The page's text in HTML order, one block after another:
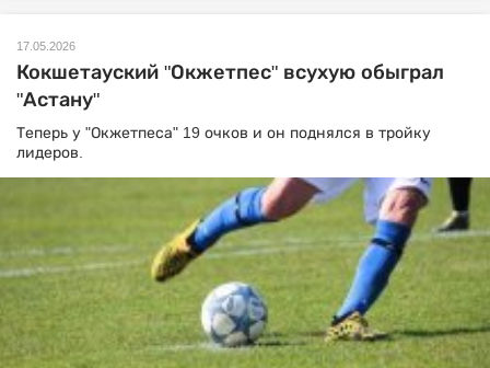
17.05.2026
Кокшетауский "Окжетпес" всухую обыграл
"Астану"
Теперь у "Окжетпеса" 19 очков и он поднялся в тройку
лидеров.